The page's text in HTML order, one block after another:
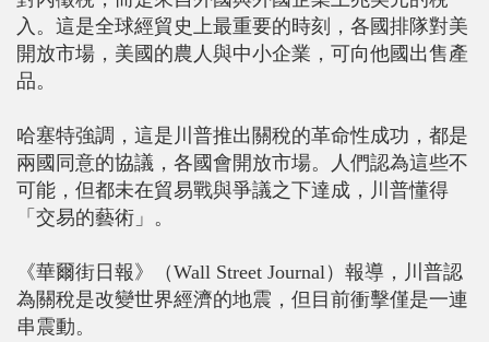
入。這是全球經貿史上最重要的時刻，各國排隊對美
開放市場，美國的農人與中小企業，可向他國出售產
品。
哈塞特強調，這是川普推出關稅的革命性成功，都是
兩國同意的協議，各國會開放市場。人們認為這些不
可能，但都未在貿易戰與爭議之下達成，川普懂得
「交易的藝術」。
《華爾街日報》（Wall Street Journal）報導，川普認
為關稅是改變世界經濟的地震，但目前衝擊僅是一連
串震動。